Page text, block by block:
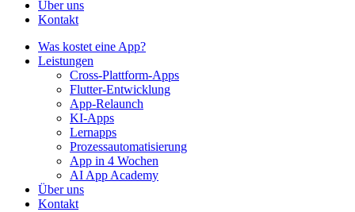
Über uns
Kontakt
Was kostet eine App?
Leistungen
Cross-Plattform-Apps
Flutter-Entwicklung
App-Relaunch
KI-Apps
Lernapps
Prozessautomatisierung
App in 4 Wochen
AI App Academy
Über uns
Kontakt